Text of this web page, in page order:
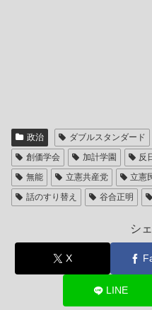
政治 ダブルスタンダード
創価学会
加計学園 反
無能
立憲共産党 立憲
話のすり替え
谷合正明
シ
X
LINE